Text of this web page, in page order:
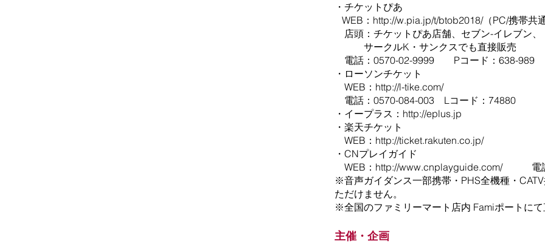
・チケットぴあ
WEB：http://w.pia.jp/t/btob2018/（PC/携帯
店頭：チケットぴあ店舗、セブン-イレ
サークルK・サンクスでも直接販売
電話：0570-02-9999 Pコード：638-989
・ローソンチケット
WEB： http://l-tike.com/
電話：0570-084-003 Lコード：74880
・イープラス： http://eplus.jp
・楽天チケット
WEB：http://ticket.rakuten.co.jp/
・CNプレイガイド
WEB： http://www.cnplayguide.com/電話
※音声ガイダンス一部携帯・PHS全機種・
ただけません。
※全国のファミリーマート店内 Famiポートにて
主催・企画